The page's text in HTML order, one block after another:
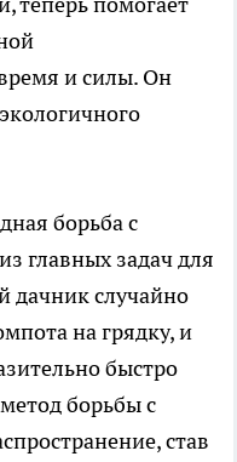
и силы. Он
борьба с
главных задач для
дачник случайно
на грядку, и
быстро
борьбы с
став